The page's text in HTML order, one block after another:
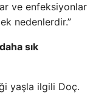
ve enfeksiyonlar
nedenlerdir.”
sık
yaşla ilgili Doç.